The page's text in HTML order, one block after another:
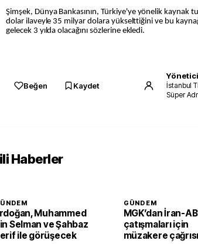
Şimşek, Dünya Bankasının, Türkiye'ye yönelik kaynak
dolar ilaveyle 35 milyar dolara yükselttiğini ve bu
gelecek 3 yılda olacağını sözlerine ekledi.
Beğen Kaydet
Yönetici
İstanbul
Süper
Haberler
Muhammed
Selman ve Şahbaz
ile görüşecek
GÜNDEM
MGK’dan İran-
çatışmaları için
müzakere çağrısı